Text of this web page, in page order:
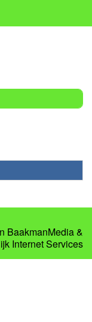
BaakmanMedia&
Internet Services